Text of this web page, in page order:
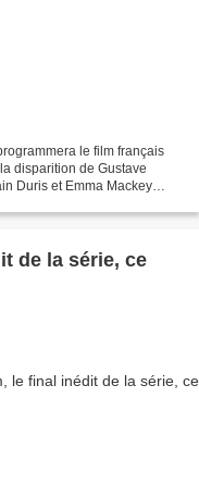
le film français
disparition de Gustave
Duris et Emma Mackey
de la série, ce